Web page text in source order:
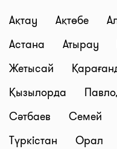
Ақтау Ақтөбе
Астана
Атырау
Жетысай
Қызылорда
Сәтбаев
Семей
Түркістан
Орал